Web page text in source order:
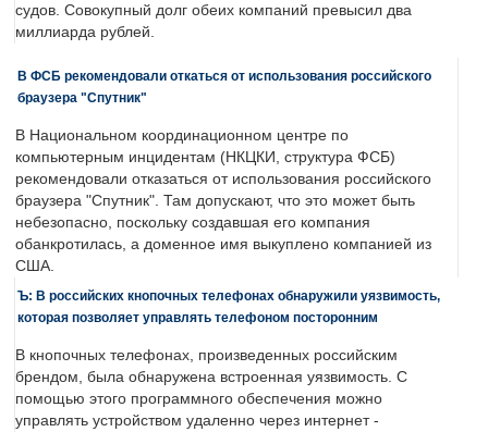
судов. Совокупный долг обеих компаний превысил два
миллиарда рублей.
В ФСБ рекомендовали откаться от использования российского
браузера "Спутник"
В Национальном координационном центре по
компьютерным инцидентам (НКЦКИ, структура ФСБ)
рекомендовали отказаться от использования российского
браузера "Спутник". Там допускают, что это может быть
небезопасно, поскольку создавшая его компания
обанкротилась, а доменное имя выкуплено компанией из
США.
Ъ: В российских кнопочных телефонах обнаружили уязвимость,
которая позволяет управлять телефоном посторонним
В кнопочных телефонах, произведенных российским
брендом, была обнаружена встроенная уязвимость. С
помощью этого программного обеспечения можно
управлять устройством удаленно через интернет -